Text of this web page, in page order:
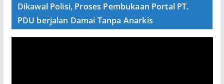
Dikawal Polisi, Proses Pembukaan Portal PT.
PDU berjalan Damai Tanpa Anarkis